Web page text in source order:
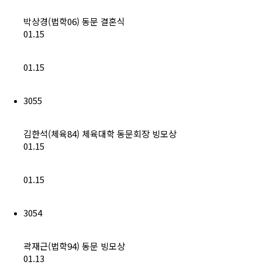
박상경(법학06) 동문 결혼식
01.15
01.15
3055
김한석(체육84) 체육대학 동문회장 빙모상
01.15
01.15
3054
곽재근(법학94) 동문 빙모상
01.13